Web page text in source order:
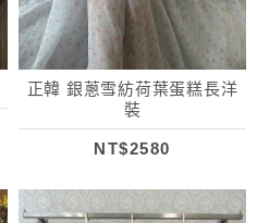
正韓 銀蔥雪紡荷葉蛋糕長洋
裝
NT$2580